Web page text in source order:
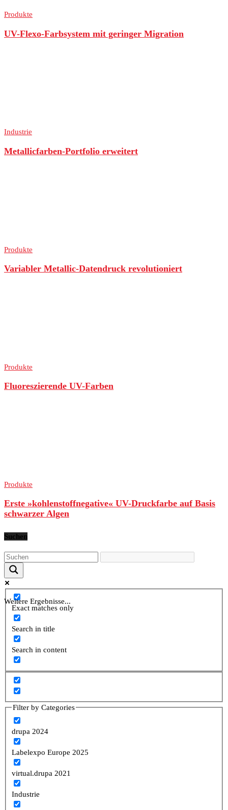
Produkte
UV-Flexo-Farbsystem mit geringer Migration
Industrie
Metallicfarben-Portfolio erweitert
Produkte
Variabler Metallic-Datendruck revolutioniert
Produkte
Fluoreszierende UV-Farben
Produkte
Erste »kohlenstoffnegative« UV-Druckfarbe auf Basis
schwarzer Algen
Suchen
Weitere Ergebnisse...
Exact matches only
Search in title
Search in content
Filter by Categories
drupa 2024
Labelexpo Europe 2025
virtual.drupa 2021
Industrie